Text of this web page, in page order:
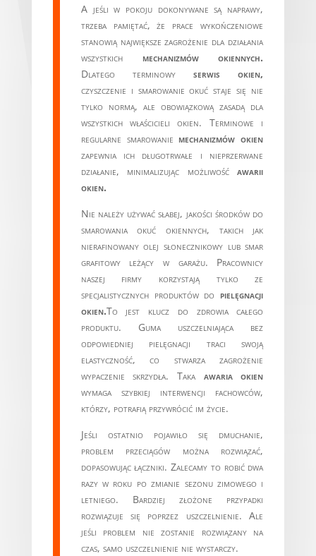
A jeśli w pokoju dokonywane są naprawy,
trzeba pamiętać, że prace wykończeniowe
stanowią największe zagrożenie dla działania
wszystkich mechanizmów okiennych.
Dlatego terminowyserwis okien,
czyszczenie i smarowanie okuć staje się nie
tylko normą, ale obowiązkową zasadą dla
wszystkich właścicieli okien. Terminowe i
regularne smarowanie mechanizmów okien
zapewnia ich długotrwałe i nieprzerwane
działanie, minimalizując możliwośćawarii
okien.
Nie należy używać słabej, jakości środków do
smarowania okuć okiennych, takich jak
nierafinowany olej słonecznikowy lub smar
grafitowy leżący w garażu. Pracownicy
naszej firmy korzystają tylko ze
specjalistycznych produktów do pielęgnacji
okien.To jest klucz do zdrowia całego
produktu. Guma uszczelniająca bez
odpowiedniej pielęgnacji traci swoją
elastyczność, co stwarza zagrożenie
wypaczenie skrzydła. Taka awaria okien
wymaga szybkiej interwencji fachowców,
którzy, potrafią przywrócić im życie.
Jeśli ostatnio pojawiło się dmuchanie,
problem przeciągów można rozwiązać,
dopasowując łączniki. Zalecamy to robić dwa
razy w roku po zmianie sezonu zimowego i
letniego. Bardziej złożone przypadki
rozwiązuje się poprzez uszczelnienie. Ale
jeśli problem nie zostanie rozwiązany na
czas, samo uszczelnienie nie wystarczy.